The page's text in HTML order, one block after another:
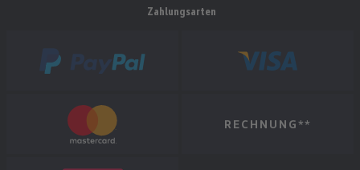
Zahlungsarten
RECHNUNG**